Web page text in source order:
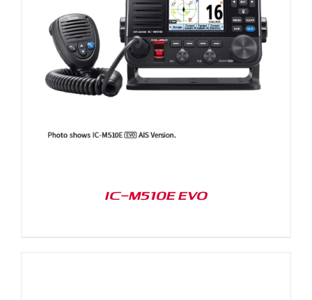
IC-M510E EVO